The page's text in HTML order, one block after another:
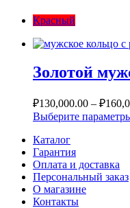
Красный
Золотой
₽130,000.00 – ₽
Выберите
Каталог
Гарантия
Оплата и доставка
Персональный заказ
О магазине
Контакты